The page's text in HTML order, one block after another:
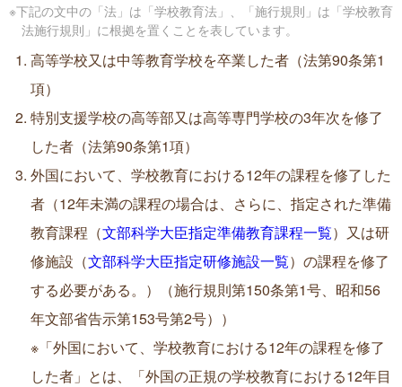
※下記の文中の「法」は「学校教育法」、「施行規則」は「学校教育
法施行規則」に根拠を置くことを表しています。
高等学校又は中等教育学校を卒業した者（法第90条第1
項）
特別支援学校の高等部又は高等専門学校の3年次を修了
した者（法第90条第1項）
外国において、学校教育における12年の課程を修了した
者（12年未満の課程の場合は、さらに、指定された準備
教育課程（文部科学大臣指定準備教育課程一覧）又は研
修施設（文部科学大臣指定研修施設一覧）の課程を修了
する必要がある。）（施行規則第150条第1号、昭和56
年文部省告示第153号第2号））
※「外国において、学校教育における12年の課程を修了
した者」とは、「外国の正規の学校教育における12年目